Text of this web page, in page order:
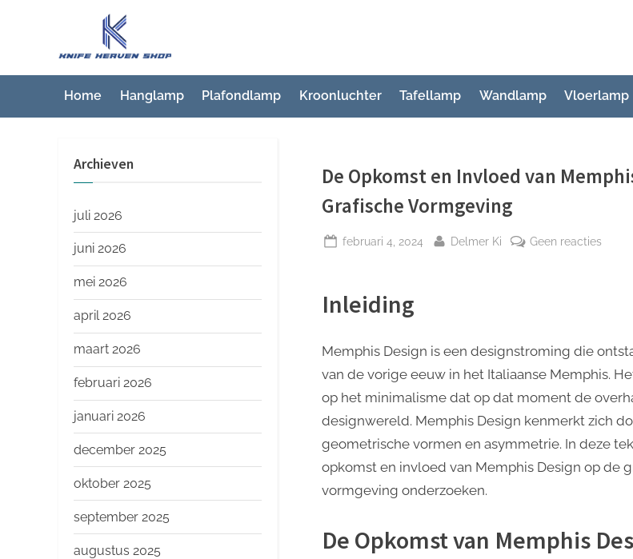
inhoud
K
n
i
f
e
h
Home Hanglamp Plafondlamp Kroonluchter Tafellamp Wandlamp Vloerlamp
De Opkomst en Invloed van
Grafische Vormgeving
Geplaatst
februari 4, 2024 Door
Delmer Ki Geen reacties
op
de
Inleiding
Memphis Design is een designstroming die
van de vorige eeuw in het Italiaanse Memphis.
op het minimalisme dat op dat moment de
designwereld. Memphis Design kenmerkt zich
geometrische vormen en asymmetrie. In deze
opkomst en invloed van Memphis Design op de
vormgeving onderzoeken.
De Opkomst van Memphis
Archieven
juli 2026
juni 2026
mei 2026
april 2026
maart 2026
februari 2026
januari 2026
december 2025
oktober 2025
september 2025
augustus 2025